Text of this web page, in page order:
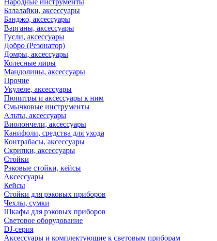
Народные инструменты
Балалайки, аксессуары
Банджо, аксессуары
Варганы, аксессуары
Гусли, аксессуары
Добро (Резонатор)
Домры, аксессуары
Колесные лиры
Мандолины, аксессуары
Прочие
Укулеле, аксессуары
Пюпитры и аксессуары к ним
Смычковые инструменты
Альты, аксессуары
Виолончели, аксессуары
Канифоли, средства для ухода
Контрабасы, аксессуары
Скрипки, аксессуары
Стойки
Рэковые стойки, кейсы
Аксессуары
Кейсы
Стойки для рэковых приборов
Чехлы, сумки
Шкафы для рэковых приборов
Световое оборудование
DJ-серия
Аксессуары и комплектующие к световым приборам